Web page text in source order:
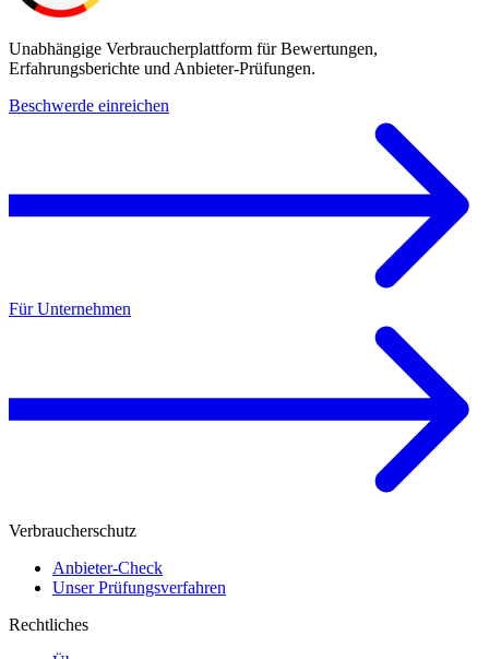
Unabhängige Verbraucherplattform für Bewertungen,
Erfahrungsberichte und Anbieter-Prüfungen.
Beschwerde einreichen
Für Unternehmen
Verbraucherschutz
Anbieter-Check
Unser Prüfungsverfahren
Rechtliches